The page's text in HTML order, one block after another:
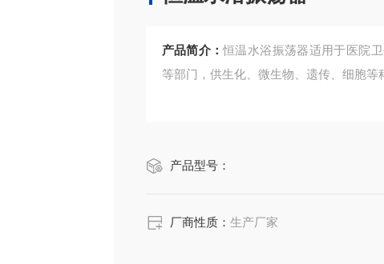
产品简介：恒温水浴振荡器适用于医院
等部门，供生化、微生物、遗传、细胞
产品型号：
厂商性质：生产厂家